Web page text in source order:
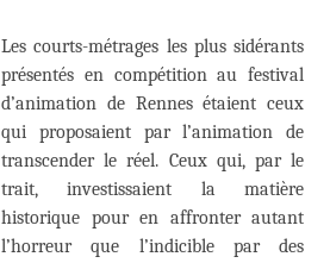
Les courts-métrages les plus sidérants
présentés en compétition au festival
d’animation de Rennes étaient ceux
qui proposaient par l’animation de
transcender le réel. Ceux qui, par le
trait, investissaient la matière
historique pour en affronter autant
l’horreur que l’indicible par des